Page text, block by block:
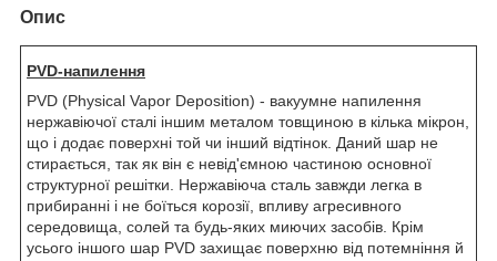
Опис
PVD-напилення
PVD (Physical Vapor Deposition) - вакуумне напилення
нержавіючої сталі іншим металом товщиною в кілька мікрон,
що і додає поверхні той чи інший відтінок. Даний шар не
стирається, так як він є невід'ємною частиною основної
структурної решітки. Нержавіюча сталь завжди легка в
прибиранні і не боїться корозії, впливу агресивного
середовища, солей та будь-яких миючих засобів. Крім
усього іншого шар PVD захищає поверхню від потемніння й